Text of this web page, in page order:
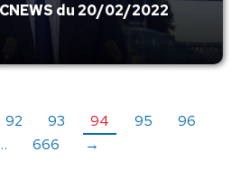
du 20/02/2022
92 93 94 95
96
666 →